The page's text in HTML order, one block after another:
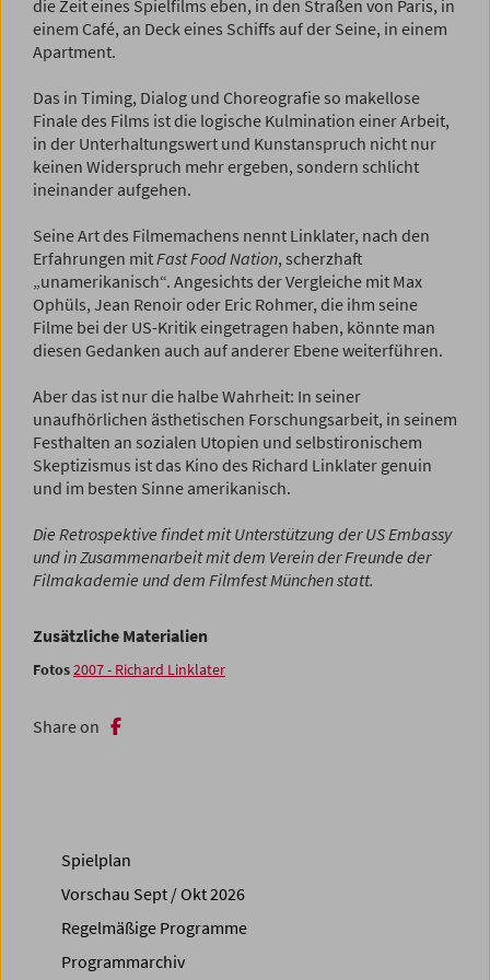
die Zeit eines Spielfilms eben, in den Straßen von Paris, in
einem Café, an Deck eines Schiffs auf der Seine, in einem
Apartment.
Das in Timing, Dialog und Choreografie so makellose
Finale des Films ist die logische Kulmination einer Arbeit,
in der Unterhaltungswert und Kunstanspruch nicht nur
keinen Widerspruch mehr ergeben, sondern schlicht
ineinander aufgehen.
Seine Art des Filmemachens nennt Linklater, nach den
Erfahrungen mitFast Food Nation, scherzhaft
„unamerikanisch“. Angesichts der Vergleiche mit Max
Ophüls, Jean Renoir oder Eric Rohmer, die ihm seine
Filme bei der US-Kritik eingetragen haben, könnte man
diesen Gedanken auch auf anderer Ebene weiterführen.
Aber das ist nur die halbe Wahrheit: In seiner
unaufhörlichen ästhetischen Forschungsarbeit, in seinem
Festhalten an sozialen Utopien und selbstironischem
Skeptizismus ist das Kino des Richard Linklater genuin
und im besten Sinne amerikanisch.
Die Retrospektive findet mit Unterstützung der US Embassy
und in Zusammenarbeit mit dem Verein der Freunde der
Filmakademie und dem Filmfest München statt.
Zusätzliche Materialien
Fotos2007 - Richard Linklater
Share on
Spielplan
Vorschau Sept / Okt 2026
Regelmäßige Programme
Programmarchiv